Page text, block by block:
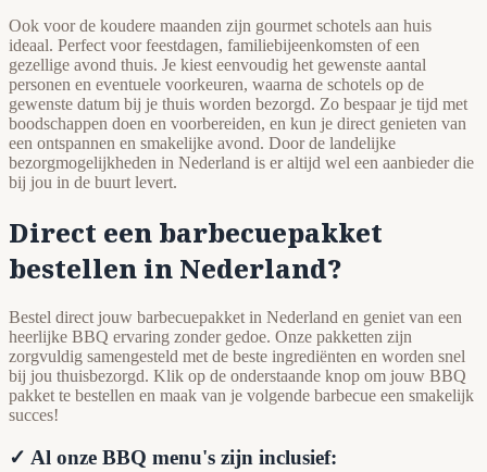
Ook voor de koudere maanden zijn gourmet schotels aan huis
ideaal. Perfect voor feestdagen, familiebijeenkomsten of een
gezellige avond thuis. Je kiest eenvoudig het gewenste aantal
personen en eventuele voorkeuren, waarna de schotels op de
gewenste datum bij je thuis worden bezorgd. Zo bespaar je tijd met
boodschappen doen en voorbereiden, en kun je direct genieten van
een ontspannen en smakelijke avond. Door de landelijke
bezorgmogelijkheden in Nederland is er altijd wel een aanbieder die
bij jou in de buurt levert.
Direct een barbecuepakket
bestellen in Nederland?
Bestel direct jouw barbecuepakket in Nederland en geniet van een
heerlijke BBQ ervaring zonder gedoe. Onze pakketten zijn
zorgvuldig samengesteld met de beste ingrediënten en worden snel
bij jou thuisbezorgd. Klik op de onderstaande knop om jouw BBQ
pakket te bestellen en maak van je volgende barbecue een smakelijk
succes!
✓ Al onze BBQ menu's zijn inclusief: